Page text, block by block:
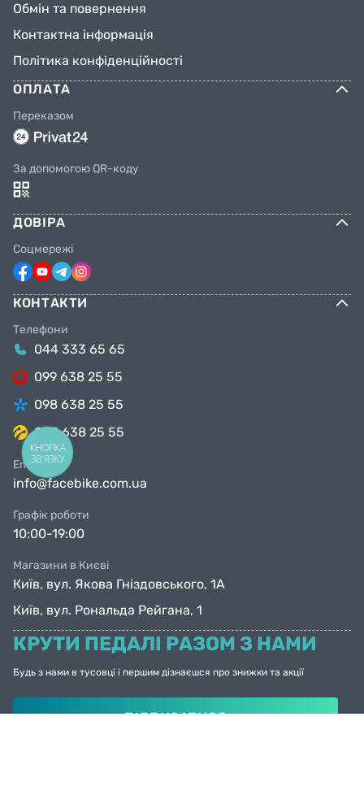
Обмін та повернення
Контактна інформація
Політика конфіденційності
ОПЛАТА
Переказом
За допомогою QR-коду
ДОВІРА
Соцмережі
КОНТАКТИ
Телефони
044 333 65 65
099 638 25 55
098 638 25 55
063 638 25 55
Email
info@facebike.com.ua
Графік роботи
10:00-19:00
Магазини в Києві
Київ, вул. Якова Гніздовського, 1А
Київ, вул. Рональда Рейгана, 1
КРУТИ ПЕДАЛІ РАЗОМ З НАМИ
Будь з нами в тусовці і першим дізнаєшся про знижки та акції
ПІДПИСАТИСЯ
КНОПКА
ЗВ'ЯЗКУ